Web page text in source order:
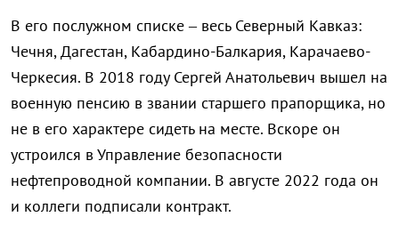
В его послужном списке – весь Северный Кавказ:
Чечня, Дагестан, Кабардино-Балкария, Карачаево-
Черкесия. В 2018 году Сергей Анатольевич вышел на
военную пенсию в звании старшего прапорщика, но
не в его характере сидеть на месте. Вскоре он
устроился в Управление безопасности
нефтепроводной компании. В августе 2022 года он
и коллеги подписали контракт.